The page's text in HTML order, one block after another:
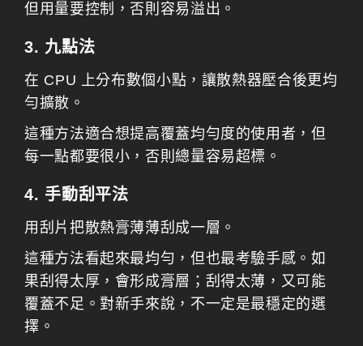
但用量要控制，否則容易溢出。
3. 九點法
在 CPU 上分布數個小點，讓散熱器壓合後更均
勻擴散。
這種方法適合想提高覆蓋均勻度的使用者，但
每一點都要很小，否則總量容易超標。
4. 手動刮平法
用刮片把散熱膏薄薄刮成一層。
這種方法看起來最均勻，但也最考驗手感。如
果刮得太厚，會形成膏層；刮得太薄，又可能
覆蓋不足。對新手來說，不一定是最穩定的選
擇。